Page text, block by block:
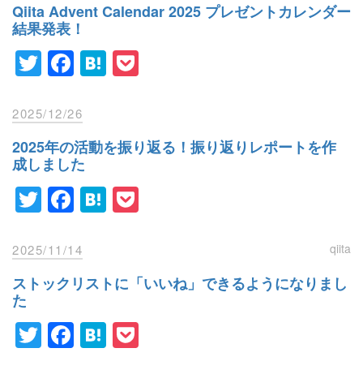
Qiita Advent Calendar 2025 プレゼントカレンダー
結果発表！
Twitter
Facebook
Hatena
2025/12/26
2025年の活動を振り返る！振り返りレポートを作
成しました
Twitter
Facebook
Hatena
2025/11/14 qiita
ストックリストに「いいね」できるようになりまし
た
Twitter
Facebook
Hatena